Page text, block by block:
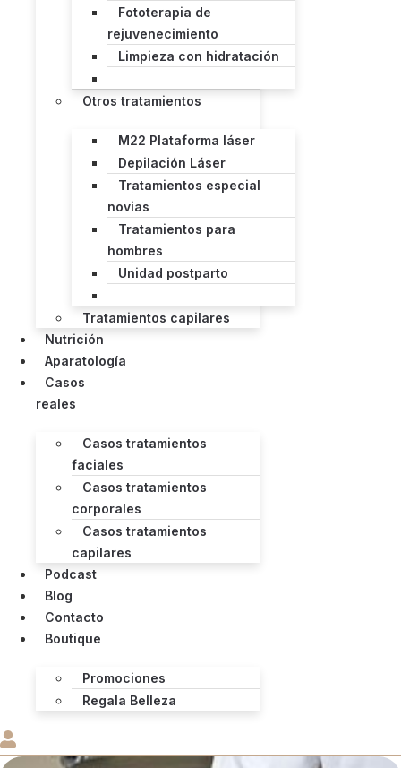
Fototerapia de
rejuvenecimiento
Limpieza con hidratación
Otros tratamientos
M22 Plataforma láser
Depilación Láser
Tratamientos especial
novias
Tratamientos para
hombres
Unidad postparto
Tratamientos capilares
Nutrición
Aparatología
Casos
reales
Casos tratamientos
faciales
Casos tratamientos
corporales
Casos tratamientos
capilares
Podcast
Blog
Contacto
Boutique
Promociones
Regala Belleza